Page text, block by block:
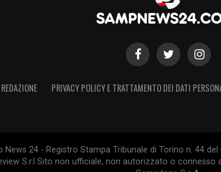
REDAZIONE PRIVACY POLICY E TRATTAMENTO DEI DATI
24 - Registro Stampa Tribunale di Torino n. 44
S.r.l Sito non ufficiale, non autorizzato o connesso